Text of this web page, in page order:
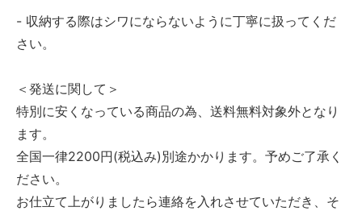
- 収納する際はシワにならないように丁寧に扱ってくだ
さい。
＜発送に関して＞
特別に安くなっている商品の為、送料無料対象外となり
ます。
全国一律2200円(税込み)別途かかります。予めご了承く
ださい。
お仕立て上がりましたら連絡を入れさせていただき、そ